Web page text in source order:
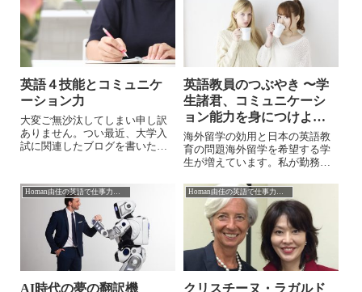
英語４技能とコミュニケ
ーション力
大変ご無沙汰してしまい申し訳
ありません。つい最近、大学入
試に関連したブログを書いたよ
への感染拡大の影響で、大学も
対応に追われています。受験生
はもちろん試験監督もマスク着
用や手洗いとアル...
英語教員のつぶやき 〜学
生諸君、コミュニケーシ
ョン能力を身につけよ
う〜
海外留学の効用と日本の英語教
育の問題海外留学を希望する学
生が増えています。私が勤務す
短期留学プログラムが好評で、
特に学部主催の研修プログラム
の希望者数は予想を上回りアメ
リカ渡航は無事催行されました
が、少し前は定員...
AI時代の夢の翻訳機
クリスチーヌ・ラガルド